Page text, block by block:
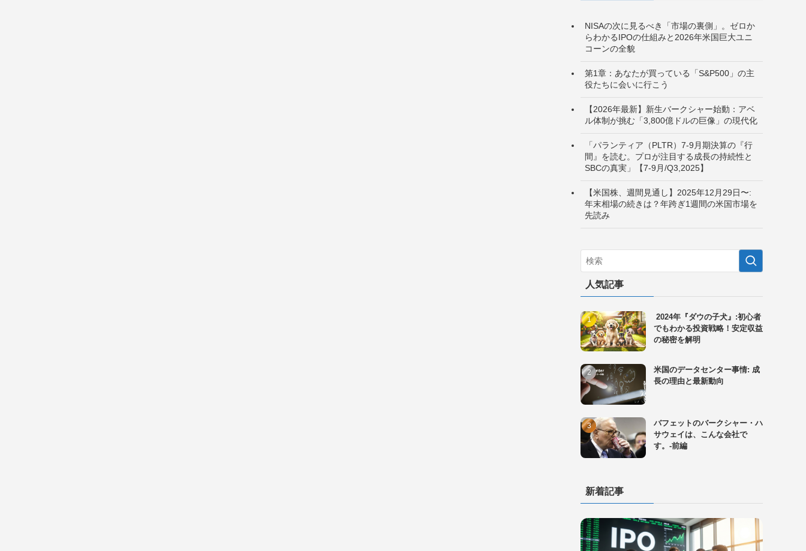
NISAの次に見るべき「市場の裏側」。ゼロか
らわかるIPOの仕組みと2026年米国巨大ユニ
コーンの全貌
第1章：あなたが買っている「S&P500」の主
役たちに会いに行こう
【2026年最新】新生バークシャー始動：アベ
ル体制が挑む「3,800億ドルの巨像」の現代化
「パランティア（PLTR）7-9月期決算の『行
間』を読む。プロが注目する成長の持続性と
SBCの真実」【7-9月/Q3,2025】
【米国株、週間見通し】2025年12月29日〜:
年末相場の続きは？年跨ぎ1週間の米国市場を
先読み
人気記事
2024年『ダウの子犬』:初心者
でもわかる投資戦略！安定収益
の秘密を解明
米国のデータセンター事情: 成
長の理由と最新動向
バフェットのバークシャー・ハ
サウェイは、こんな会社で
す。-前編
新着記事